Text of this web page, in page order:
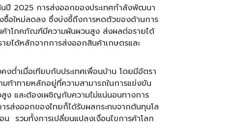
นปี 2025 การส่งออกของประเทศกำลังพัฒนา
ซื้อใหม่ลดลง ซึ่งบ่งชี้ถึงการหดตัวของด้านการ
าโภคภัณฑ์มีความผันผวนสูง ส่งผลต่อรายได้
ยได้หลักจากการส่งออกสินค้าเกษตรและ
งต่ำเมื่อเทียบกับประเทศเพื่อนบ้าน โดยมีอัตรา
ท้าทายหลักอยู่ที่ความสามารถในการแข่งขัน
ง และต้องเผชิญกับความไม่แน่นอนทางการ
รส่งออกของไทยก็ได้รับผลกระทบจากต้นทุนโล
รวมทั้งการเปลี่ยนแปลงเงื่อนไขการค้าโลก